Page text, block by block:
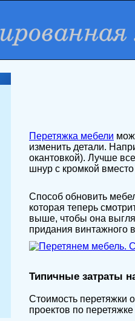
Перетяжка мебели
изменить детали.
окантовкой). Лучше
шнур с кромкой вместо
Способ обновить
которая теперь
выше, чтобы она
придания винтажного
Типичные затраты
Стоимость перетяжки
проектов по